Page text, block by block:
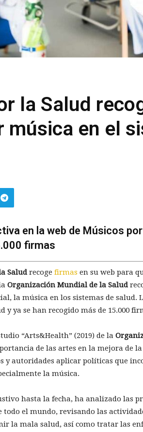
la Salud
música en el
en la web de Músicos
firmas
Salud recoge firmas en su web para
Organización Mundial de la Salud
la música en los sistemas de salud.
y ya se han recogido más de 15.000
“Arts&Health” (2019) de la
de las artes en la mejora de
y autoridades aplicar políticas que
la música.
hasta la fecha, ha analizado las
todo el mundo, revisando las
la mala salud, así como tratar las